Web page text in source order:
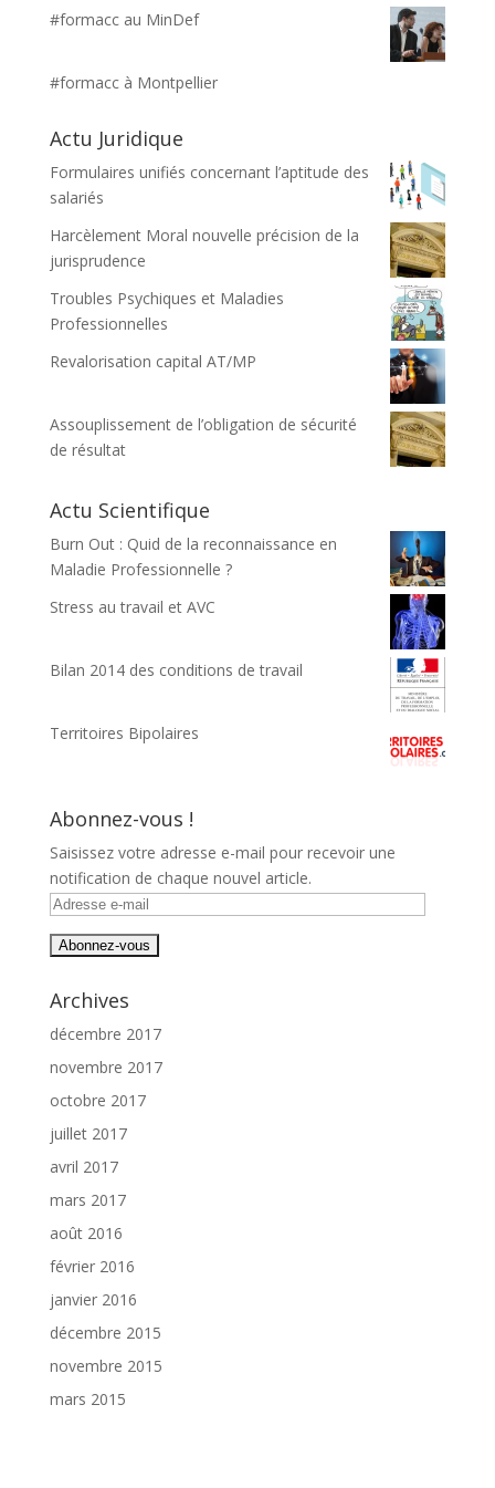
#formacc au MinDef
#formacc à Montpellier
Actu Juridique
Formulaires unifiés concernant l’aptitude des
salariés
Harcèlement Moral nouvelle précision de la
jurisprudence
Troubles Psychiques et Maladies
Professionnelles
Revalorisation capital AT/MP
Assouplissement de l’obligation de sécurité
de résultat
Actu Scientifique
Burn Out : Quid de la reconnaissance en
Maladie Professionnelle ?
Stress au travail et AVC
Bilan 2014 des conditions de travail
Territoires Bipolaires
Abonnez-vous !
Saisissez votre adresse e-mail pour recevoir une
notification de chaque nouvel article.
Adresse
mail
Archives
décembre 2017
novembre 2017
octobre 2017
juillet 2017
avril 2017
mars 2017
août 2016
février 2016
janvier 2016
décembre 2015
novembre 2015
mars 2015